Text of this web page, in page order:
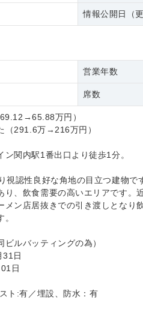
情報公開日（更
営業年数
席数
万円）
（291.6万→216万円）
関内駅1番出口より徒歩1分。
視認性良好な角地の目立つ建物で
り、飲食需要の高いエリアです
メン店居抜きでの引き渡しとな
ルバッティングの為）
31日
日
ト:有／埋設、防水：有